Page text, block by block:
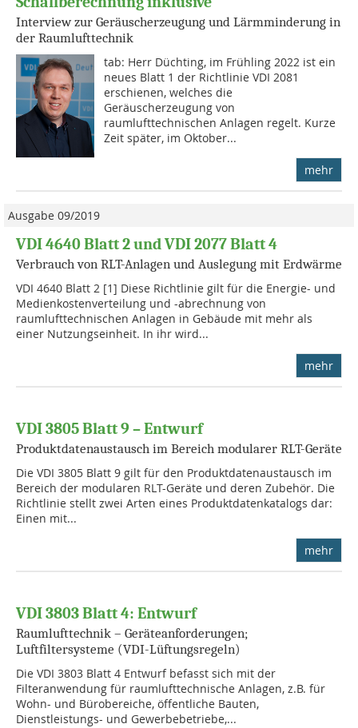
Interview zur Geräuscherzeugung und Lärmminderung in
der Raumlufttechnik
tab: Herr Düchting, im Frühling 2022 ist ein
neues Blatt 1 der Richtlinie VDI 2081
erschienen, welches die
Geräuscherzeugung von
raumlufttechnischen Anlagen regelt. Kurze
Zeit später, im Oktober...
mehr
Ausgabe 09/2019
VDI 4640 Blatt 2 und VDI 2077 Blatt 4
Verbrauch von RLT-Anlagen und Auslegung mit Erdwärme
VDI 4640 Blatt 2 [1] Diese Richtlinie gilt für die Ener­gie- und
Medienkostenverteilung und -abrechnung von
raumlufttechnischen Anlagen in Gebäude mit mehr als
einer Nutzungseinheit. In ihr wird...
mehr
VDI 3805 Blatt 9 – Entwurf
Produktdatenaustausch im Bereich modularer RLT-Geräte
Die VDI 3805 Blatt 9 gilt für den Produktdatenaustausch im
Bereich der modularen RLT-Geräte und deren Zubehör. Die
Richtlinie stellt zwei Arten eines Produktdatenkatalogs dar:
Einen mit...
mehr
VDI 3803 Blatt 4: Entwurf
Raumlufttechnik – Geräteanforderungen;
Luftfiltersysteme (VDI-Lüftungsregeln)
Die VDI 3803 Blatt 4 Entwurf befasst sich mit der
Filteranwendung für raumlufttechnische Anlagen, z.B. für
Wohn- und Bürobereiche, öffentliche Bauten,
Dienstleistungs- und Gewerbebetriebe,...